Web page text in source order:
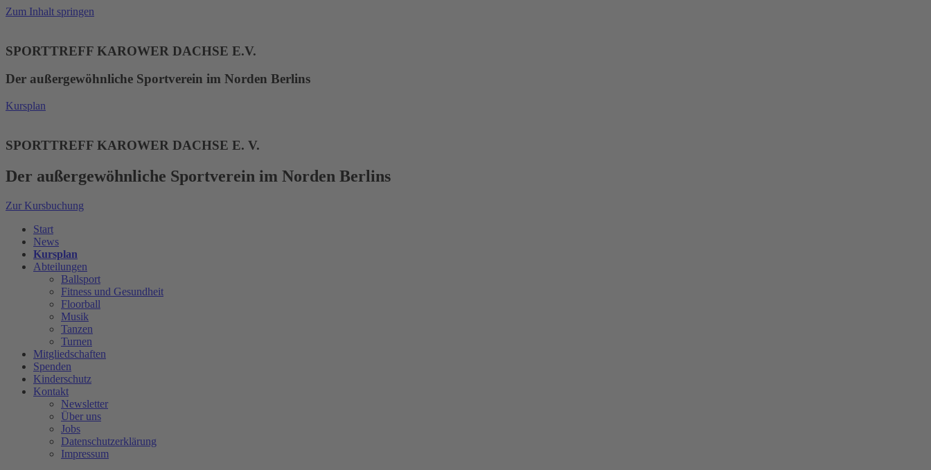
Zum Inhalt springen
SPORTTREFF KAROWER DACHSE E.V.
Der außergewöhnliche Sportverein im Norden Berlins
Kursplan
SPORTTREFF KAROWER DACHSE E. V.
Der außergewöhnliche Sportverein im Norden Berlins
Zur Kursbuchung
Start
News
Kursplan
Abteilungen
Ballsport
Fitness und Gesundheit
Floorball
Musik
Tanzen
Turnen
Mitgliedschaften
Spenden
Kinderschutz
Kontakt
Newsletter
Über uns
Jobs
Datenschutzerklärung
Impressum